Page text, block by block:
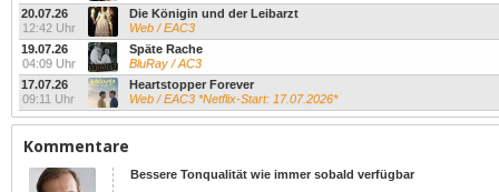
20.07.26
12:42 Uhr
Die Königin und der Leibarzt
Web / EAC3
19.07.26
04:09 Uhr
Späte Rache
BluRay / AC3
17.07.26
09:11 Uhr
Heartstopper Forever
Web / EAC3 *Netflix-Start: 17.07.2026*
Kommentare
Bessere Tonqualität wie immer sobald verfügbar